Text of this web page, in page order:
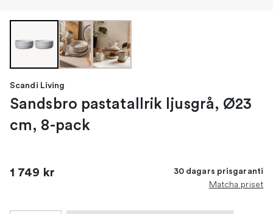
Scandi Living
Sandsbro pastatallrik ljusgrå, Ø23
cm, 8-pack
1 749 kr 30 dagars prisgaranti
Matcha priset